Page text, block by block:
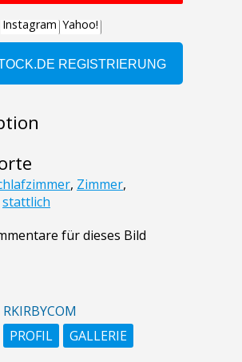
, Zimmer,
stattlich
für dieses Bild
RKIRBYCOM
PROFIL
GALLERIE